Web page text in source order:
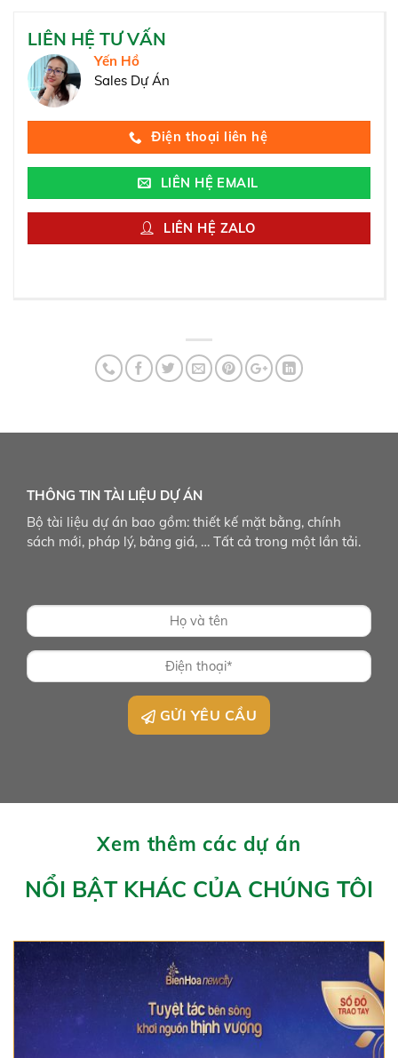
LIÊN HỆ TƯ VẤN
Yến Hồ
Sales Dự Án
Điện thoại liên hệ
LIÊN HỆ EMAIL
LIÊN HỆ ZALO
THÔNG TIN TÀI LIỆU DỰ ÁN
Bộ tài liệu dự án bao gồm: thiết kế mặt bằng, chính
sách mới, pháp lý, bảng giá, … Tất cả trong một lần tải.
GỬI YÊU CẦU
Xem thêm các dự án
NỔI BẬT KHÁC CỦA CHÚNG TÔI